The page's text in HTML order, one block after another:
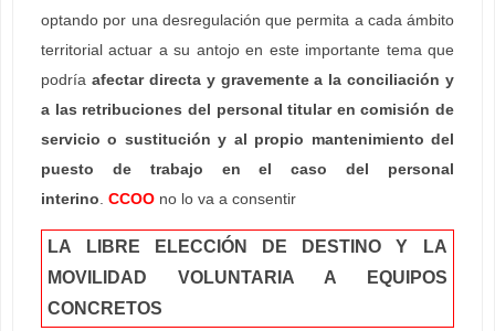
optando por una desregulación que permita a cada ámbito
territorial actuar a su antojo en este importante tema que
podría afectar directa y gravemente a la conciliación y
a las retribuciones del personal titular en comisión de
servicio o sustitución y al propio mantenimiento del
puesto de trabajo en el caso del personal
interino CCOO no lo va a consentir
LA LIBRE ELECCIÓN DE DESTINO Y LA
MOVILIDAD VOLUNTARIA A EQUIPOS
CONCRETOS